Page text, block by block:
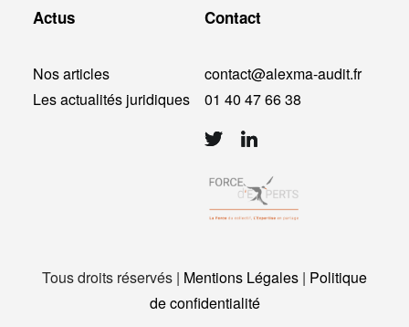
Actus
Nos articles
Les actualités juridiques
Contact
contact@alexma-audit.fr
01 40 47 66 38
Tous droits réservés | Mentions Légales | Politique
de confidentialité